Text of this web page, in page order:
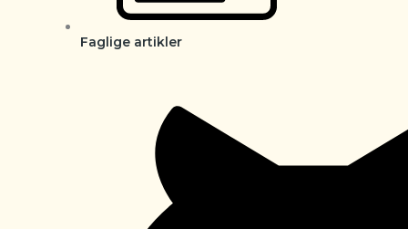
Faglige artikler